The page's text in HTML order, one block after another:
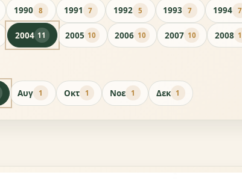
1990 8 1991 7 1992 5 1993 7 1994 7
2004 11 2005 10 2006 10 2007 10 2008
Αυγ 1 Οκτ 1 Νοε 1 Δεκ 1